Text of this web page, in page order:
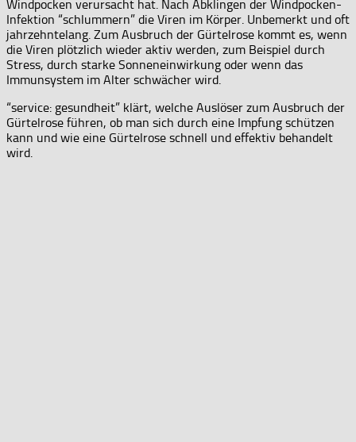
Windpocken verursacht hat. Nach Abklingen der Windpocken-
Infektion “schlummern” die Viren im Körper. Unbemerkt und oft
jahrzehntelang. Zum Ausbruch der Gürtelrose kommt es, wenn
die Viren plötzlich wieder aktiv werden, zum Beispiel durch
Stress, durch starke Sonneneinwirkung oder wenn das
Immunsystem im Alter schwächer wird.
“service: gesundheit” klärt, welche Auslöser zum Ausbruch der
Gürtelrose führen, ob man sich durch eine Impfung schützen
kann und wie eine Gürtelrose schnell und effektiv behandelt
wird.